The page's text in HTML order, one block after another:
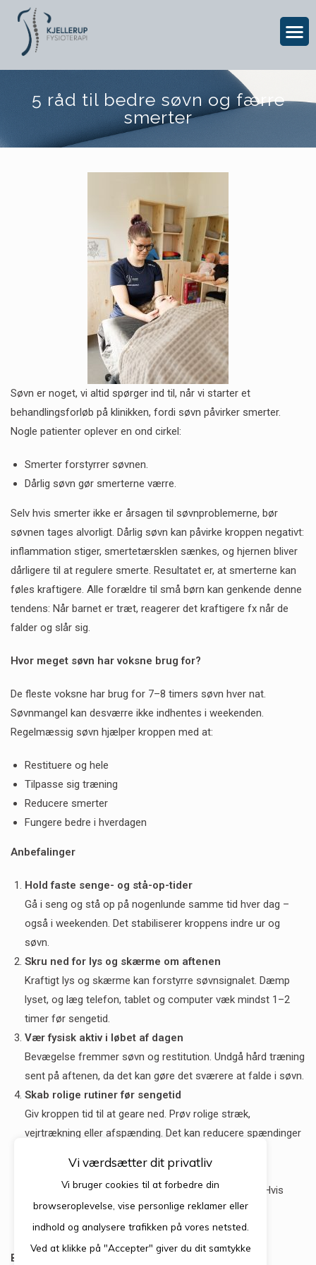
5 råd til bedre søvn og færre
smerter
Søvn er noget, vi altid spørger ind til, når vi starter et
behandlingsforløb på klinikken, fordi søvn påvirker smerter.
Nogle patienter oplever en ond cirkel:
Smerter forstyrrer søvnen.
Dårlig søvn gør smerterne værre.
Selv hvis smerter ikke er årsagen til søvnproblemerne, bør
søvnen tages alvorligt. Dårlig søvn kan påvirke kroppen negativt:
inflammation stiger, smertetærsklen sænkes, og hjernen bliver
dårligere til at regulere smerte. Resultatet er, at smerterne kan
føles kraftigere. Alle forældre til små børn kan genkende denne
tendens: Når barnet er træt, reagerer det kraftigere fx når de
falder og slår sig.
Hvor meget søvn har voksne brug for?
De fleste voksne har brug for 7–8 timers søvn hver nat.
Søvnmangel kan desværre ikke indhentes i weekenden.
Regelmæssig søvn hjælper kroppen med at:
Restituere og hele
Tilpasse sig træning
Reducere smerter
Fungere bedre i hverdagen
Anbefalinger
Hold faste senge- og stå-op-tider
Gå i seng og stå op på nogenlunde samme tid hver dag –
også i weekenden. Det stabiliserer kroppens indre ur og
søvn.
Skru ned for lys og skærme om aftenen
Kraftigt lys og skærme kan forstyrre søvnsignalet. Dæmp
lyset, og læg telefon, tablet og computer væk mindst 1–2
timer før sengetid.
Vær fysisk aktiv i løbet af dagen
Bevægelse fremmer søvn og restitution. Undgå hård træning
sent på aftenen, da det kan gøre det sværere at falde i søvn.
Skab rolige rutiner før sengetid
Giv kroppen tid til at geare ned. Prøv rolige stræk,
vejrtrækning eller afspænding. Det kan reducere spændinger
Respekter søvnens betydning
Søvn kan ikke nedprioriteres eller indhentes senere. Hvis
søvnproblemerne fortsætter, bør du søge hjælp, for
eksempel ved at tale om det med din læge.
Behandling
Vi værdsætter dit privatliv
Vi bruger cookies til at forbedre din
browseroplevelse, vise personlige reklamer eller
indhold og analysere trafikken på vores netsted.
Ved at klikke på "Accepter" giver du dit samtykke